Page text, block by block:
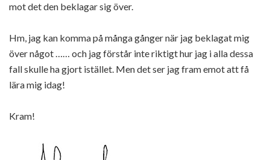
mot det den beklagar sig över.
Hm, jag kan komma på många gånger när jag beklagat mig
över något …… och jag förstår inte riktigt hur jag i alla dessa
fall skulle ha gjort istället. Men det ser jag fram emot att få
lära mig idag!
Kram!